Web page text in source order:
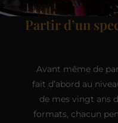
Partir d’un
Avant même de
fait d’abord au
de mes vingt ans
formats, chacun